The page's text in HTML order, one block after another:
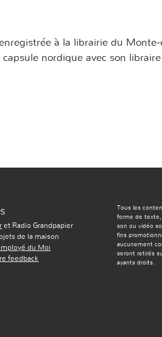
à la librairie du Monte-
nordique avec son
et Radio Grandpapier
de la maison
du Moi
feedback
Tous les
forme de
son ou vidéo
fins
aucunement
seront retirés
ayants droits.